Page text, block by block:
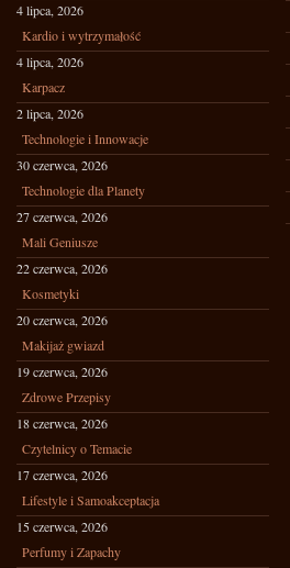
4 lipca, 2026
Kardio i wytrzymałość
4 lipca, 2026
Karpacz
2 lipca, 2026
Technologie i Innowacje
30 czerwca, 2026
Technologie dla Planety
27 czerwca, 2026
Mali Geniusze
22 czerwca, 2026
Kosmetyki
20 czerwca, 2026
Makijaż gwiazd
19 czerwca, 2026
Zdrowe Przepisy
18 czerwca, 2026
Czytelnicy o Temacie
17 czerwca, 2026
Lifestyle i Samoakceptacja
15 czerwca, 2026
Perfumy i Zapachy